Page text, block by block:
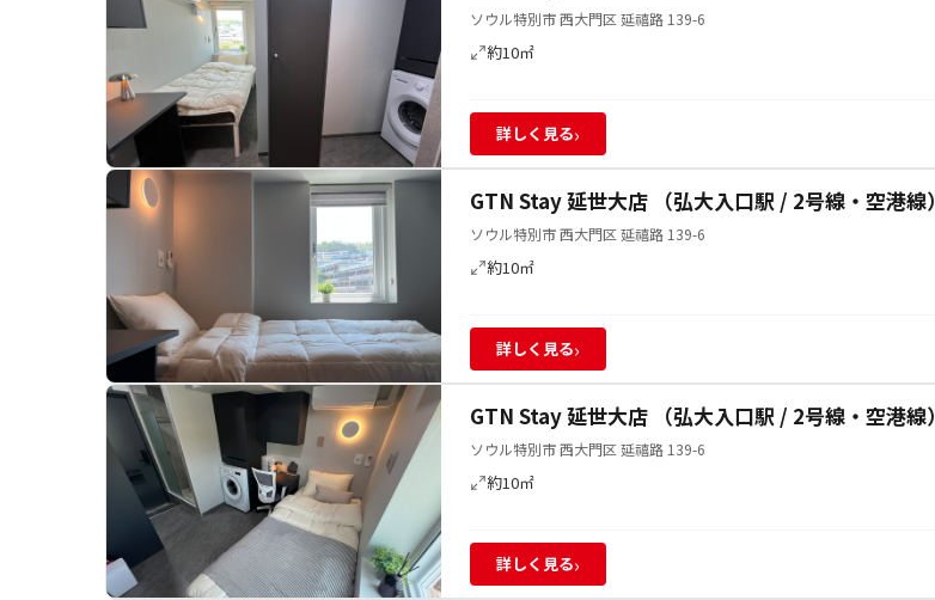
ソウル特別市 西大門区 延禧路 139-6
約10㎡
詳しく見る›
GTN Stay 延世大店 （弘大入口駅 / 2号線・空港線）
ソウル特別市 西大門区 延禧路 139-6
約10㎡
詳しく見る›
GTN Stay 延世大店 （弘大入口駅 / 2号線・空港線）
ソウル特別市 西大門区 延禧路 139-6
約10㎡
詳しく見る›